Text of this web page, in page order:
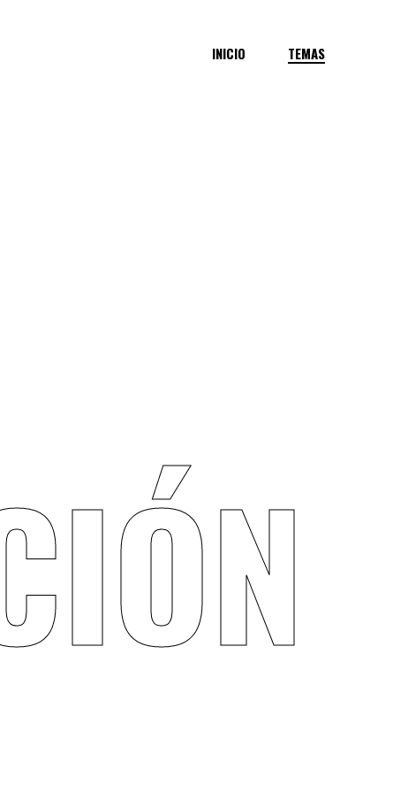
IÓN
INICIO TEMAS
CAMINA
C
omo parte de la coalición
organizaciones Balance e Instituto de
Liderazgo Simone de Beauvoir,hemos
participado en diversas actividades para